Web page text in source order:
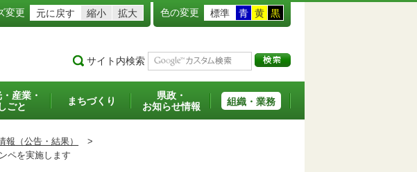
変更 元に戻す 縮小 拡大 色の変更 標準 青 黄 黒
サイト内検索
産業・
しごと
まちづくり
県政・
お知らせ情報
組織・業務
報（公告・結果）
>
ペを実施します